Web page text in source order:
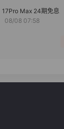
分组
17Pro Max 24期免息
08/08 07:58